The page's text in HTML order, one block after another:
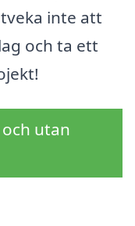
inte att
och ta ett
utan